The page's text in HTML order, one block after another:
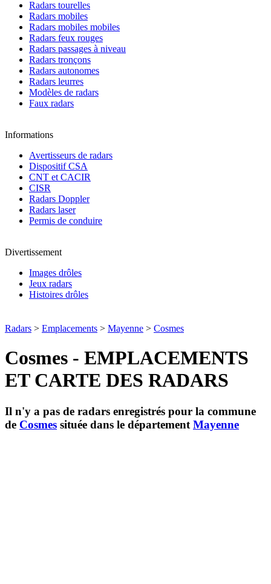
Radars tourelles
Radars mobiles
Radars mobiles mobiles
Radars feux rouges
Radars passages à niveau
Radars tronçons
Radars autonomes
Radars leurres
Modèles de radars
Faux radars
Informations
Avertisseurs de radars
Dispositif CSA
CNT et CACIR
CISR
Radars Doppler
Radars laser
Permis de conduire
Divertissement
Images drôles
Jeux radars
Histoires drôles
Radars > Emplacements > Mayenne > Cosmes
Cosmes - EMPLACEMENTS
ET CARTE DES RADARS
Il n'y a pas de radars enregistrés pour la commune
de Cosmes située dans le département Mayenne